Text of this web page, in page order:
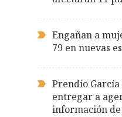
Engañan a
79 en nuevas
Prendío
entregar a
información